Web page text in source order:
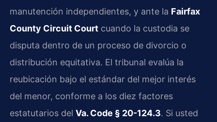
manutención independientes, y ante la Fairfax
County Circuit Court cuando la custodia se
disputa dentro de un proceso de divorcio o
distribución equitativa. El tribunal evalúa la
reubicación bajo el estándar del mejor interés
del menor, conforme a los diez factores
estatutarios del Va. Code § 20-124.3. Si usted